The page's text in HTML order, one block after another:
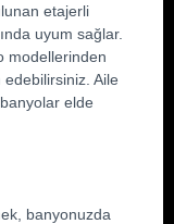
etajerli
uyum sağlar.
modellerinden
edebilirsiniz. Aile
elde
banyonuzda